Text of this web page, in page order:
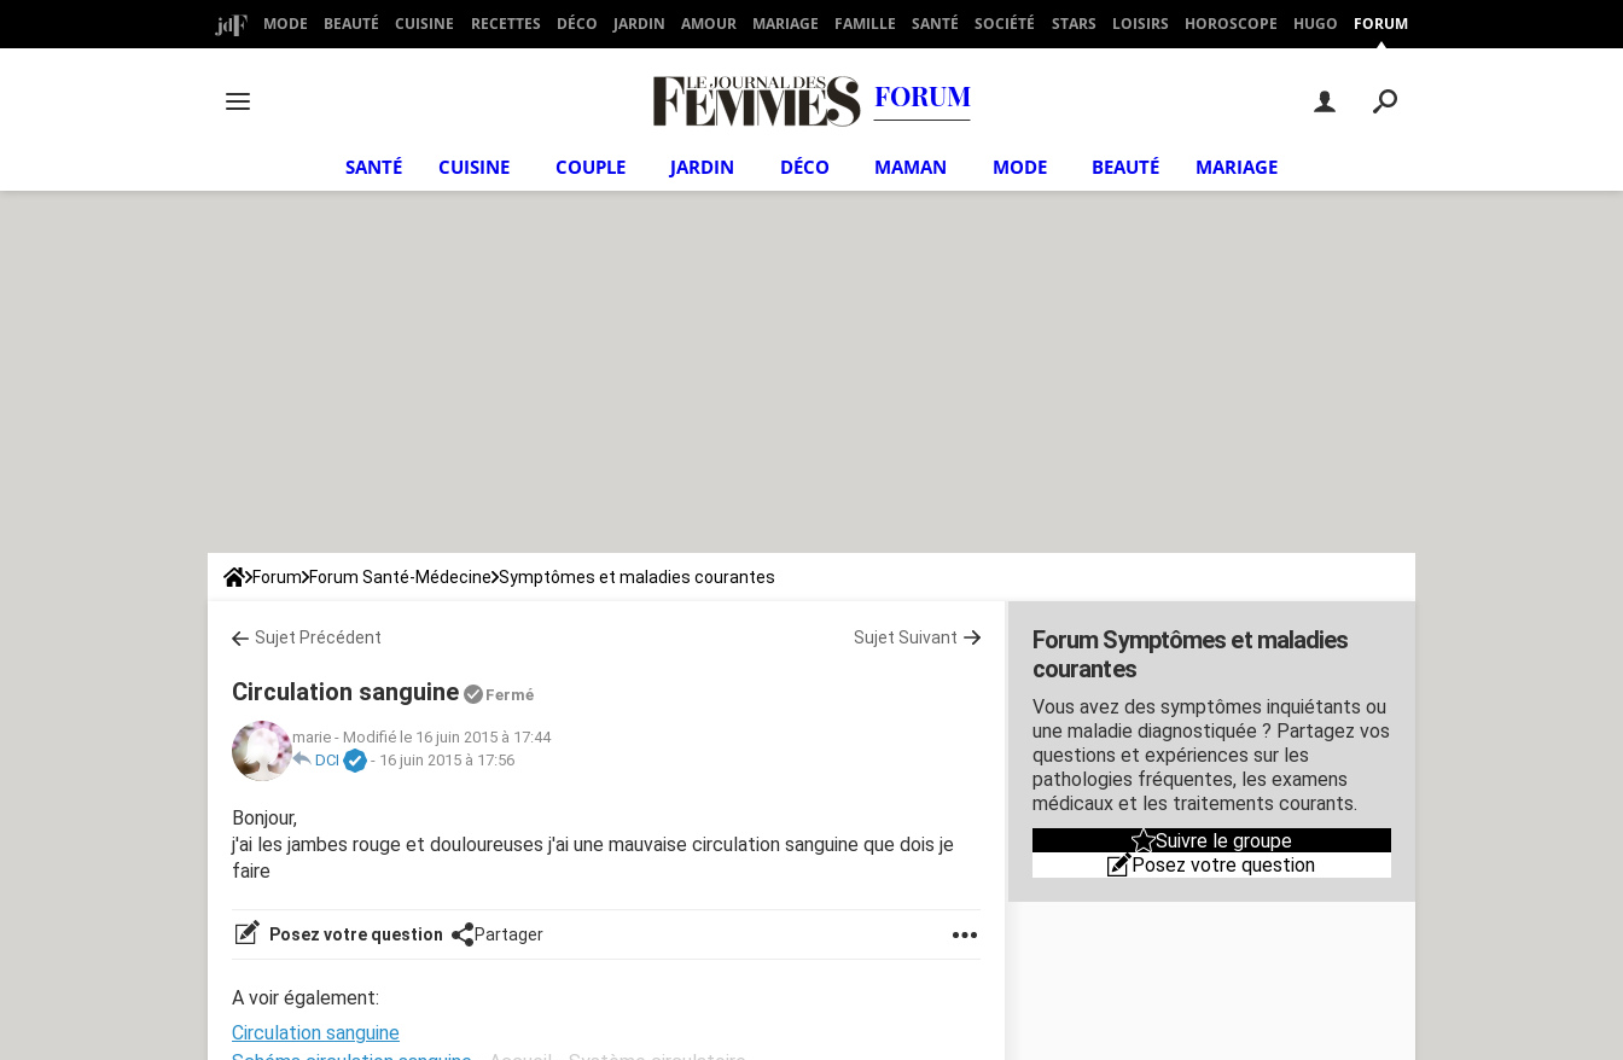
MODE BEAUTÉ CUISINE RECETTES DÉCO JARDIN AMOUR MARIAGE FAMILLE SANTÉ SOCIÉTÉ STARS LOISIRS HOROSCOPE HUGO FORUM
FORUM
SANTÉ CUISINE COUPLE JARDIN DÉCO MAMAN MODE BEAUTÉ MARIAGE
Forum Forum Santé-Médecine Symptômes et maladies courantes
Sujet Précédent Sujet Suivant
Circulation sanguine Fermé
marie - Modifié le 16 juin 2015 à 17:44
DCI
- 16 juin 2015 à 17:56
Bonjour,
j'ai les jambes rouge et douloureuses j'ai une mauvaise circulation sanguine que dois je
faire
Posez votre question Partager
A voir également:
Circulation sanguine
Forum Symptômes et maladies
courantes
Vous avez des symptômes inquiétants ou
une maladie diagnostiquée ? Partagez vos
questions et expériences sur les
pathologies fréquentes, les examens
médicaux et les traitements courants.
Suivre le groupe
Posez votre question